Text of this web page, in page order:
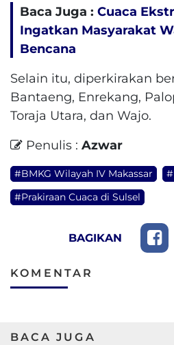
Baca Juga : Cuaca
Ingatkan Masyarakat
Bencana
Selain itu, diperkirakan
Bantaeng, Enrekang,
Toraja Utara, dan Wajo.
Penulis : Azwar
#BMKG Wilayah IV Makassar
#Prakiraan Cuaca di Sulsel
BAGIKAN
KOMENTAR
BACA JUGA